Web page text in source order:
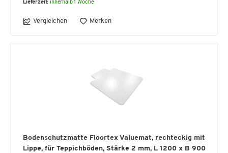
Lieferzeit: innerhalb 1 Woche
Vergleichen Merken
Bodenschutzmatte Floortex Valuemat, rechteckig mit
Lippe, für Teppichböden, Stärke 2 mm, L 1200 x B 900